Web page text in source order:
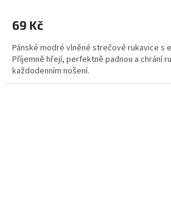
69 Kč
Pánské modré vlněné strečové rukavice s
Příjemně hřejí, perfektně padnou a chrání
každodenním nošení.